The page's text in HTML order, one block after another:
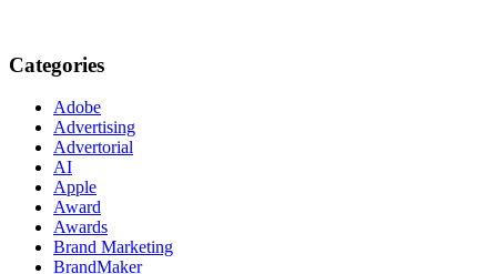
Categories
Adobe
Advertising
Advertorial
AI
Apple
Award
Awards
Brand Marketing
BrandMaker